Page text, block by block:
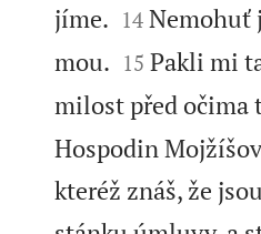
jíme.
14 Nemohuť
mou.
15 Pakli mi
milost před očima
Hospodin
kteréž znáš, že